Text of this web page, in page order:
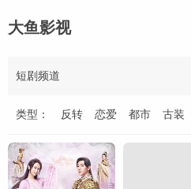
大鱼影视
短剧频道
类型： 反转 恋爱 都市 古装